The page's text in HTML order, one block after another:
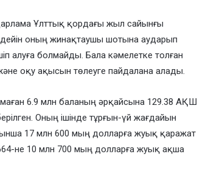
Ұлттық қордағы жыл сайынғы
дейін оның жинақтаушы шотына аударып
алуға болмайды. Бала кәмелетке толған
оқу ақысын төлеуге пайдалана алады.
6.9 млн баланың әрқайсына 129.38 АҚШ
Оның ішінде тұрғын-үй жағдайын
17 млн 600 мың долларға жуық қаражат
не 10 млн 700 мың долларға жуық ақша